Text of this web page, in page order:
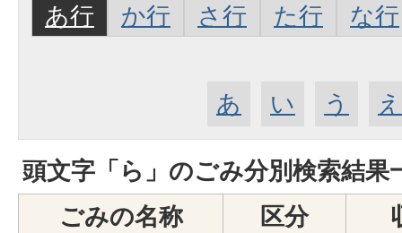
あ行
か行 さ行 た行 な行
あ い う え
頭文字「 ら 」のごみ分別検索結果
ごみの名称
区分